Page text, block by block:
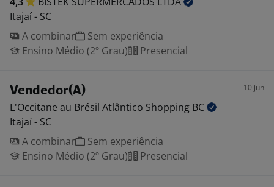
Itajaí - SC
A combinar
Sem experiência
Ensino Médio (2º Grau)
Presencial
Vendedor(A) 10 jun
L'Occitane au Brésil Atlântico Shopping BC
Itajaí - SC
A combinar
Sem experiência
Ensino Médio (2º Grau)
Presencial